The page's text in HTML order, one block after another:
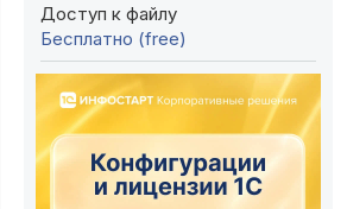
Доступ к файлу
Бесплатно (free)